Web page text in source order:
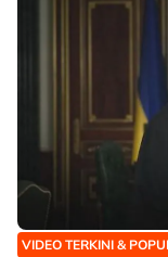
VIDEO TERKINI &